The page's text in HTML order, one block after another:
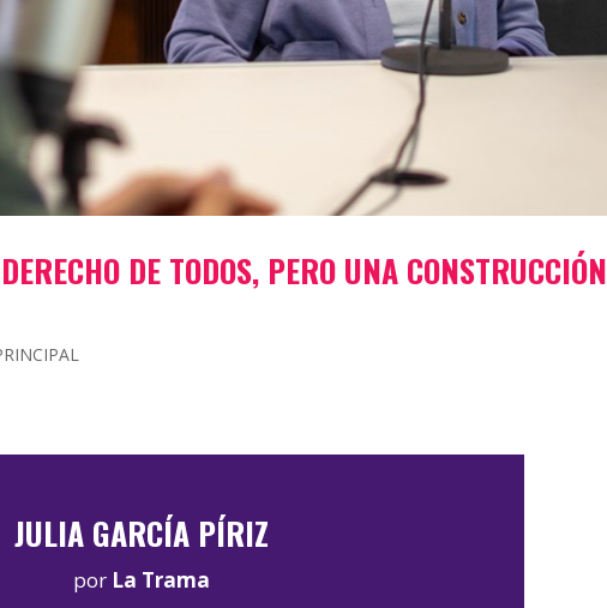
DE TODOS, PERO UNA CONSTRUCCIÓN
JULIA GARCÍA PÍRIZ
por La Trama